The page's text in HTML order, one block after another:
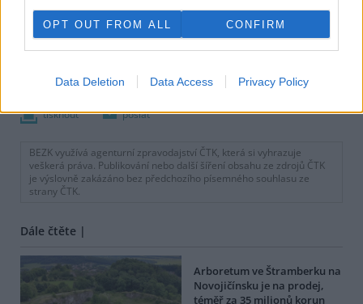
OPT OUT FROM ALL CONFIRM
Data Deletion Data Access Privacy Policy
tisknout poslat
BEZK využívá agenturní zpravodajství ČTK, která si vyhrazuje
veškerá práva. Publikování nebo další šíření obsahu ze zdrojů ČTK
je výslovně zakázáno bez předchozího písemného souhlasu ze
strany ČTK.
Dále čtěte |
Arboretum ve Štramberku na
Novojičínsku je na prodej,
téměř za 35 milionů korun